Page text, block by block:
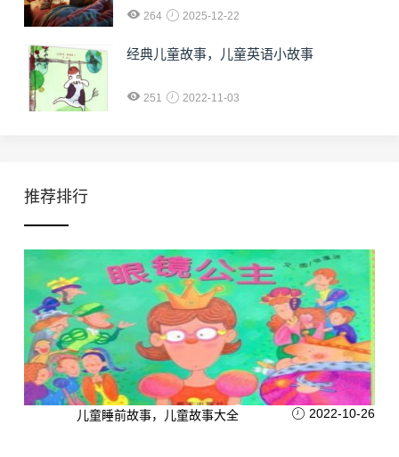
264 2025-12-22
经典儿童故事，儿童英语小故事
251 2022-11-03
推荐排行
儿童睡前故事，儿童故事大全 2022-10-26